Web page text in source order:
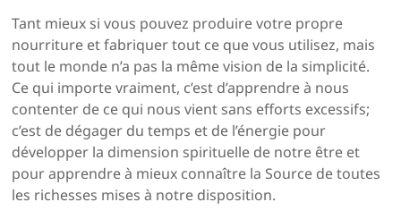
Tant mieux si vous pouvez produire votre propre
nourriture et fabriquer tout ce que vous utilisez, mais
tout le monde n’a pas la même vision de la simplicité.
Ce qui importe vraiment, c’est d’apprendre à nous
contenter de ce qui nous vient sans efforts excessifs;
c’est de dégager du temps et de l’énergie pour
développer la dimension spirituelle de notre être et
pour apprendre à mieux connaître la Source de toutes
les richesses mises à notre disposition.